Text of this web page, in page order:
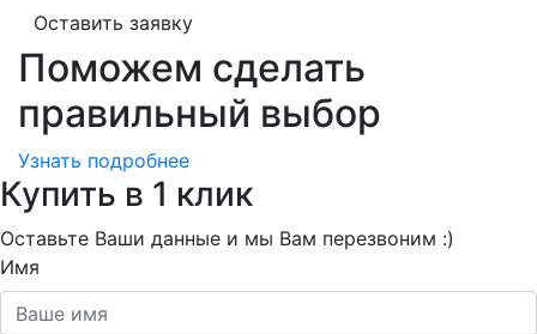
Оставить заявку
Поможем сделать
правильный выбор
Узнать подробнее
Купить в 1 клик
Оставьте Ваши данные и мы Вам перезвоним :)
Имя